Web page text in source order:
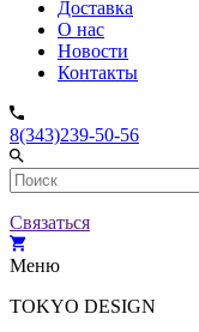
Доставка
О нас
Новости
Контакты
8(343)239-50-56
Связаться
Меню
TOKYO DESIGN